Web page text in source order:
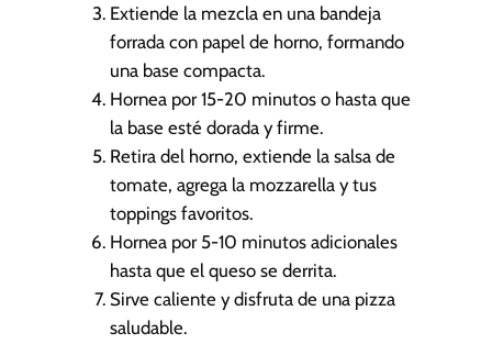
Extiende la mezcla en una bandeja
forrada con papel de horno, formando
una base compacta.
Hornea por 15-20 minutos o hasta que
la base esté dorada y firme.
Retira del horno, extiende la salsa de
tomate, agrega la mozzarella y tus
toppings favoritos.
Hornea por 5-10 minutos adicionales
hasta que el queso se derrita.
Sirve caliente y disfruta de una pizza
saludable.